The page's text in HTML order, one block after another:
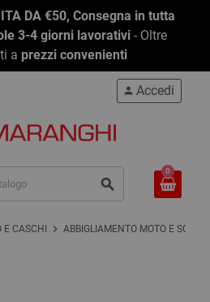
DA €50, Consegna in tutta
3-4 giorni lavorativi - Oltre
a prezzi convenienti
search
person Accedi
0
CASCHI chevron_right ABBIGLIAMENTO MOTO E